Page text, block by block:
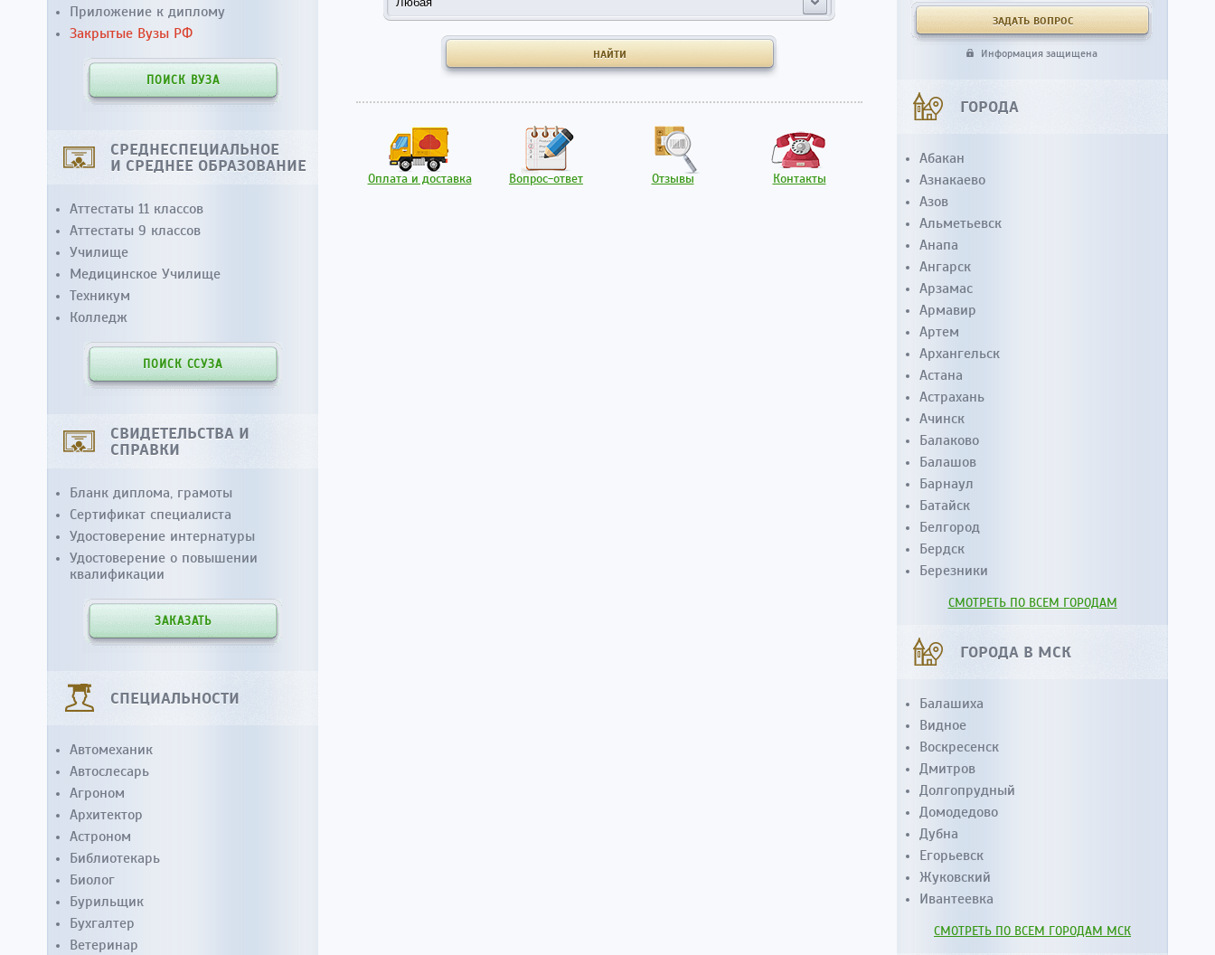
Оплата и доставка Вопрос-ответ Отзывы Контакты
Приложение к диплому
Закрытые Вузы РФ
ПОИСК ВУЗА
СРЕДНЕСПЕЦИАЛЬНОЕ
И СРЕДНЕЕ ОБРАЗОВАНИЕ
Аттестаты 11 классов
Аттестаты 9 классов
Училище
Медицинское Училище
Техникум
Колледж
ПОИСК ССУЗА
СВИДЕТЕЛЬСТВА И
СПРАВКИ
Бланк диплома, грамоты
Сертификат специалиста
Удостоверение интернатуры
Удостоверение о повышении
квалификации
ЗАКАЗАТЬ
СПЕЦИАЛЬНОСТИ
Автомеханик
Автослесарь
Агроном
Архитектор
Астроном
Библиотекарь
Биолог
Бурильщик
Бухгалтер
Ветеринар
Информация защищена
ГОРОДА
Абакан
Азнакаево
Азов
Альметьевск
Анапа
Ангарск
Арзамас
Армавир
Артем
Архангельск
Астана
Астрахань
Ачинск
Балаково
Балашов
Барнаул
Батайск
Белгород
Бердск
Березники
СМОТРЕТЬ ПО ВСЕМ ГОРОДАМ
ГОРОДА В МСК
Балашиха
Видное
Воскресенск
Дмитров
Долгопрудный
Домодедово
Дубна
Егорьевск
Жуковский
Ивантеевка
СМОТРЕТЬ ПО ВСЕМ ГОРОДАМ МСК